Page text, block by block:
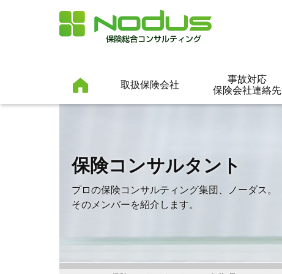
取扱保険会社
事故対応
保険会社連絡先
保険コンサルタント
プロの保険コンサルティング集団、ノーダス。
そのメンバーを紹介します。